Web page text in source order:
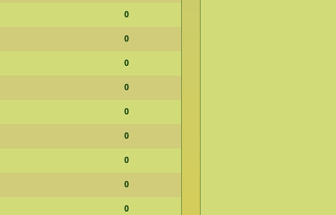
0
0
0
0
0
0
0
0
0